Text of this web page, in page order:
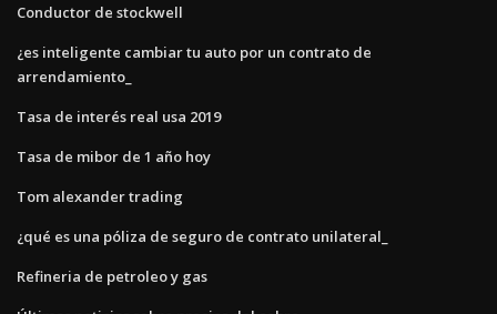
Conductor de stockwell
¿es inteligente cambiar tu auto por un contrato de
arrendamiento_
Tasa de interés real usa 2019
Tasa de mibor de 1 año hoy
Tom alexander trading
¿qué es una póliza de seguro de contrato unilateral_
Refineria de petroleo y gas